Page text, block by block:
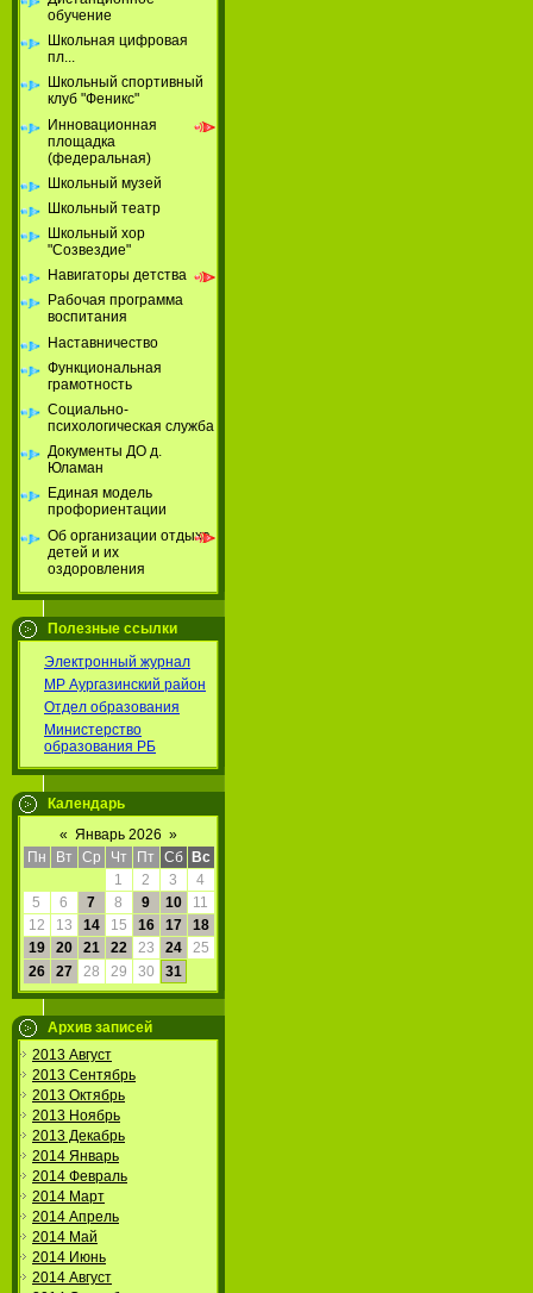
обучение
Школьная цифровая
пл...
Школьный спортивный
клуб "Феникс"
Инновационная
площадка
(федеральная)
Школьный музей
Школьный театр
Школьный хор
"Созвездие"
Навигаторы детства
Рабочая программа
воспитания
Наставничество
Функциональная
грамотность
Социально-
психологическая служба
Документы ДО д.
Юламан
Единая модель
профориентации
Об организации отдыха
детей и их
оздоровления
Полезные ссылки
Электронный журнал
МР Аургазинский район
Отдел образования
Министерство
образования РБ
Календарь
« Январь 2026 »
Пн
Вт Ср Чт Пт Сб
Вс
1
2 3
4
5
6 7 8 9 10
11
12
13 14 15 16 17
18
19
20 21 22 23 24
25
26
27 28 29 30 31
Архив записей
2013 Август
2013 Сентябрь
2013 Октябрь
2013 Ноябрь
2013 Декабрь
2014 Январь
2014 Февраль
2014 Март
2014 Апрель
2014 Май
2014 Июнь
2014 Август